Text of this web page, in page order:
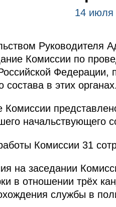
14 июля
Руководителя
Комиссии по
состава в этих органах.
Комиссии
начальствующего
Комиссии 31
на заседании
в отношении трёх
службы в